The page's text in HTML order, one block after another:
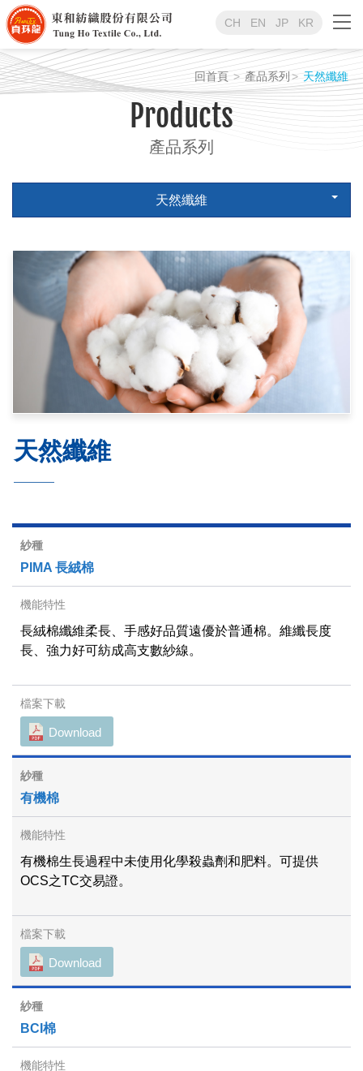
CH EN JP KR
回首頁 產品系列 天然纖維
Products
產品系列
天然纖維
天然纖維
PIMA 長絨棉
長絨棉纖維柔長、手感好品質遠優於普通棉。維纖長度
長、強力好可紡成高支數紗線。
Download
有機棉
有機棉生長過程中未使用化學殺蟲劑和肥料。可提供
OCS之TC交易證。
Download
BCI棉